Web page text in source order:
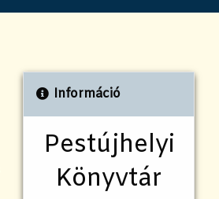
Információ
Pestújhelyi
Könyvtár